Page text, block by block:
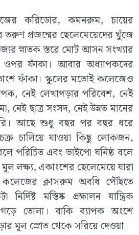
করিডোর, কমনরুম, চায়ের
প্রজন্মের ছেলেমেয়েদের খুঁজে
স্নাতক স্তরে মোট আসন সংখ্যার
ওপর ফাঁকা। আবার অধ্যাপকদের
ফাঁকা। স্কুলের মতোই কলেজেও
নেই লেখাপড়ার পরিবেশ, নেই
নেই ছাত্র সংসদ, নেই উন্নত মানের
আছে শুধু বছর পর বছর ধরে
চালিয়ে যাওয়া কিছু লোকজন,
পরিচিত এবং ভাইপো ঘনিষ্ঠ বলে
মূল লক্ষ্য, একাংশের ছেলেমেয়ে যারা
ক্লাসরুম অবধি পৌঁছতে
মস্তিষ্ক প্রক্ষালন যান্ত্রিক
তোলা। বাকি ব্যাপক অংশে
মূল স্রোত থেকে সরিয়ে দেওয়া।